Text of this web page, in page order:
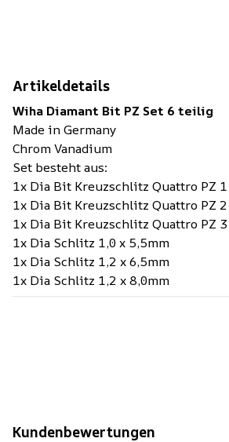
Artikeldetails
Wiha Diamant Bit PZ Set 6 teilig
Made in Germany
Chrom Vanadium
Set besteht aus:
1x Dia Bit Kreuzschlitz Quattro PZ 1
1x Dia Bit Kreuzschlitz Quattro PZ 2
1x Dia Bit Kreuzschlitz Quattro PZ 3
1x Dia Schlitz 1,0 x 5,5mm
1x Dia Schlitz 1,2 x 6,5mm
1x Dia Schlitz 1,2 x 8,0mm
Kundenbewertungen